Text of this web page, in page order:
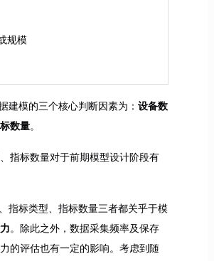
规模
建模的三个核心判断因素为： 设备数
数量。
指标数量对于前期模型设计阶段有
指标类型、指标数量三者都关乎于模
。除此之外，数据采集频率及保存
的评估也有一定的影响。考虑到随